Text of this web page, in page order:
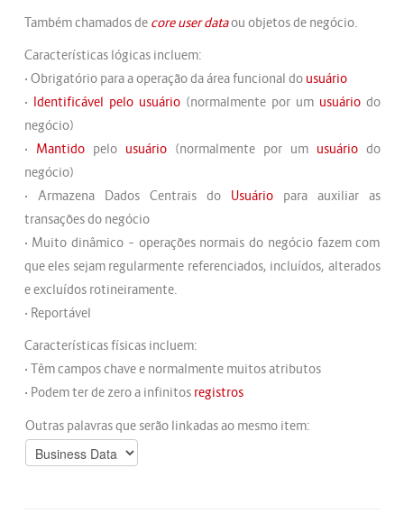
Também chamados de core user dataou objetos de negócio.
Características lógicas incluem:
• Obrigatório para a operação da área funcional do usuário
• Identificável pelo usuário(normalmente por um usuáriodo
negócio)
• Mantidopelo usuário(normalmente por um usuáriodo
negócio)
• Armazena Dados Centrais do Usuáriopara auxiliar as
transações do negócio
• Muito dinâmico – operações normais do negócio fazem com
que eles sejam regularmente referenciados, incluídos, alterados
e excluídos rotineiramente.
• Reportável
Características físicas incluem:
• Têm campos chave e normalmente muitos atributos
• Podem ter de zero a infinitos registros
Outras palavras que serão linkadas ao mesmo item: